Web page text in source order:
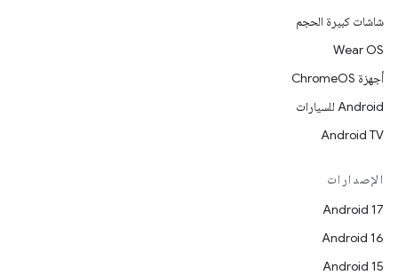
شاشات كبيرة الحجم
Wear OS
أجهزة ChromeOS
Android للسيارات
Android TV
الإصدارات
Android 17
Android 16
Android 15